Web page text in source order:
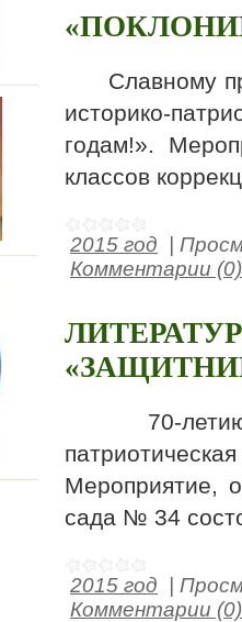
Славному
историко-
годам!».
классов
2015 год
Комментарии (0)
70-летию
Мероприятие,
сада № 34
2015 год
Комментарии (0)